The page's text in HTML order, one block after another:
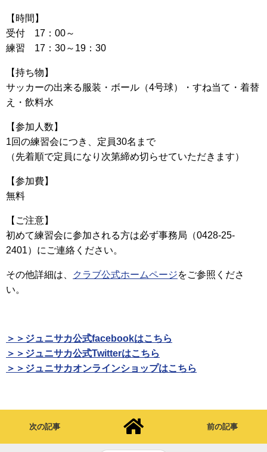
【時間】
受付 17：00～
練習 17：30～19：30
【持ち物】
サッカーの出来る服装・ボール（4号球）・すね当て・着替
え・飲料水
【参加人数】
1回の練習会につき、定員30名まで
（先着順で定員になり次第締め切らせていただきます）
【参加費】
無料
【ご注意】
初めて練習会に参加される方は必ず事務局（0428-25-
2401）にご連絡ください。
その他詳細は、 クラブ公式ホームページをご参照くださ
い。
＞＞ジュニサカ公式facebookはこちら
＞＞ジュニサカ公式Twitterはこちら
＞＞ジュニサカオンラインショップはこちら
次の記事 前の記事